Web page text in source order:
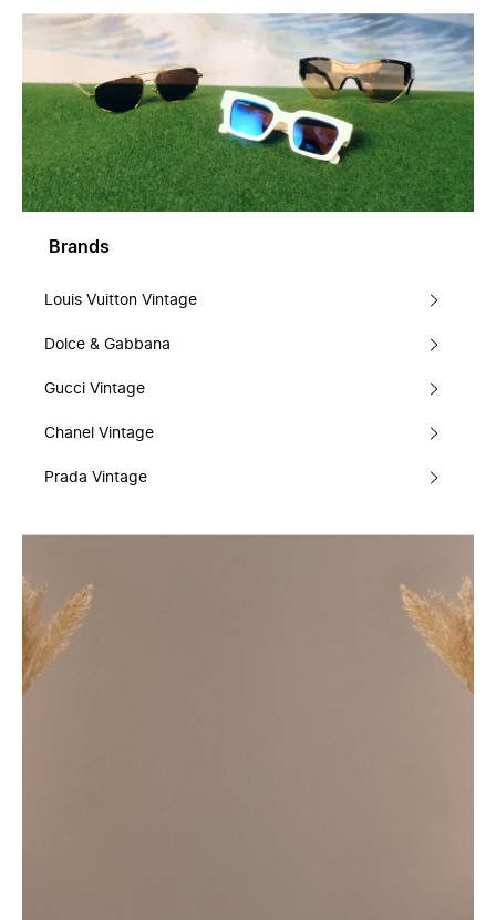
Brands
Louis Vuitton Vintage
Dolce & Gabbana
Gucci Vintage
Chanel Vintage
Prada Vintage